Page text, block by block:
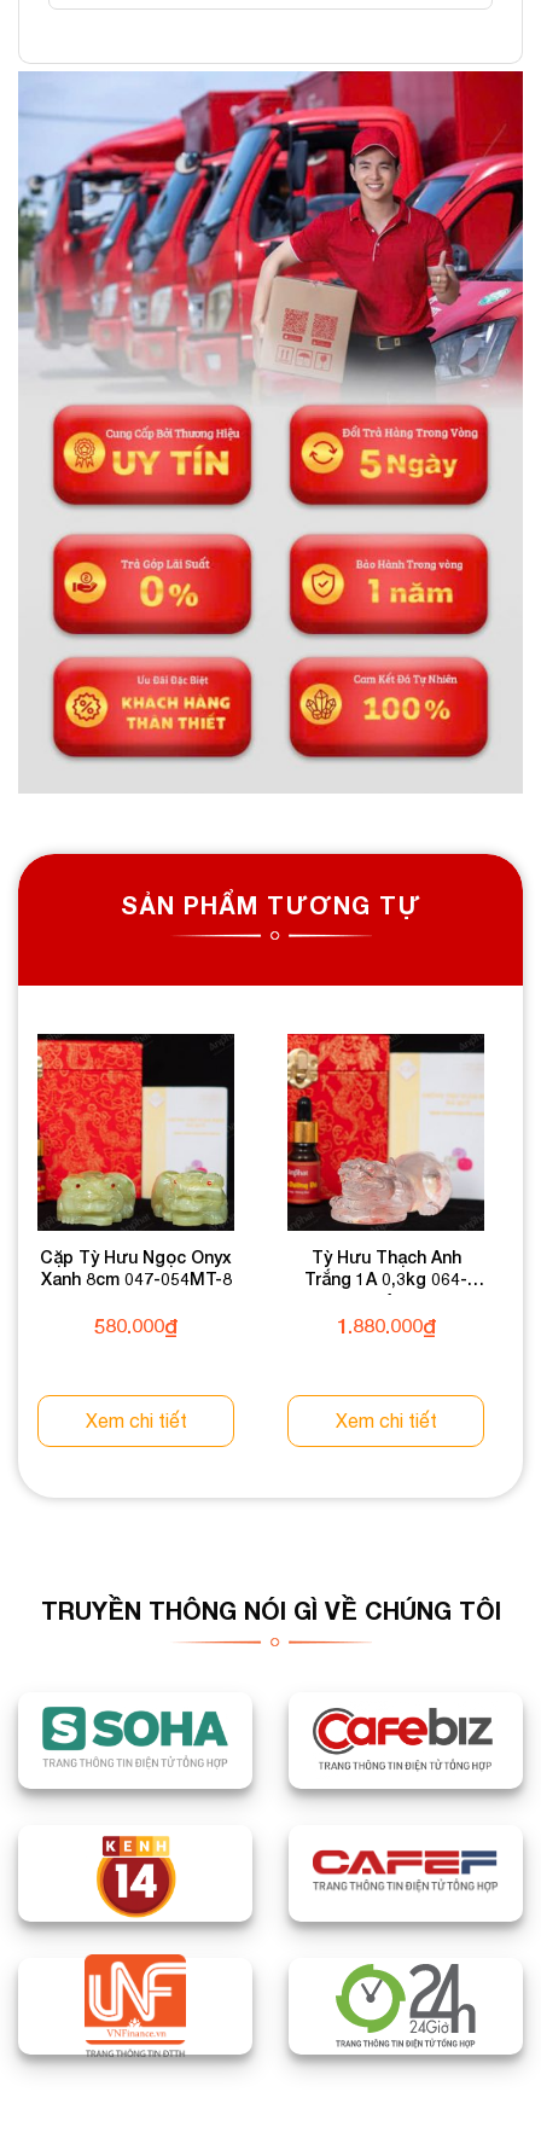
SẢN PHẨM TƯƠNG TỰ
Cặp Tỳ Hưu Ngọc Onyx
Xanh 8cm 047-054MT-8
580.000₫
Xem chi tiết
Tỳ Hưu Thạch Anh
Trắng 1A 0,3kg 064-
0891A-0,3
1.880.000₫
Xem chi tiết
TRUYỀN THÔNG NÓI GÌ VỀ CHÚNG TÔI